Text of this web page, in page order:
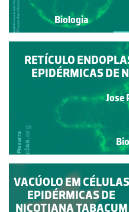
Biologia
RETÍCULO
EPIDÉRMICAS DE
Jose
Biologia
PAREDE CELULAR EM
CÉLULAS
EPIDÉRMICAS DE
VACÚOLO EM CÉLULAS
EPIDÉRMICAS DE
NICOTIANA TABACUM